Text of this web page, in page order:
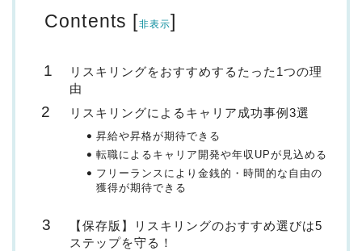
Contents [非表示]
リスキリングをおすすめするたった1つの理
由
リスキリングによるキャリア成功事例3選
昇給や昇格が期待できる
転職によるキャリア開発や年収UPが見込める
フリーランスにより金銭的・時間的な自由の
獲得が期待できる
【保存版】リスキリングのおすすめ選びは5
ステップを守る！